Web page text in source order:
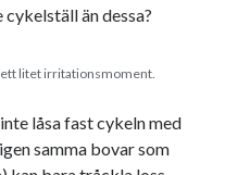
än dessa?
ett litet irritationsmoment.
låsa fast cykeln med
samma bovar som